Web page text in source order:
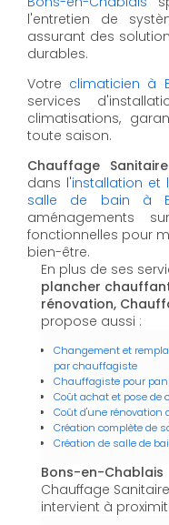
l'entretien de
assurant des
durables.
Votre climaticien à
services
climatisations,
toute saison.
Chauffage
dans l'installation et
salle de bain à
aménagements
fonctionnelles pour
bien-être.
En plus de ses
plancher
rénovation,
propose aussi :
Changement et
par chauffagiste
Chauffagiste pour
Coût achat et pose de
Coût d'une rénovation
Création complète de
Création de salle de
Bons-en-Chablais
Chauffage
intervient à